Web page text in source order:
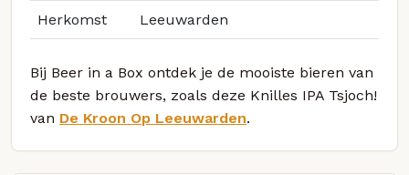
Herkomst Leeuwarden
Bij Beer in a Box ontdek je de mooiste bieren van
de beste brouwers, zoals deze Knilles IPA Tsjoch!
van De Kroon Op Leeuwarden.